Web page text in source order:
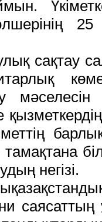
25
сақтау
негізі.
саясаттың